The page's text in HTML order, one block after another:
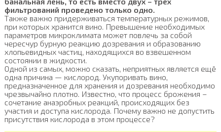
фильтрований проведено только одно.
Также важно придерживаться температурных режимов,
при которых хранится вино. Превышение необходимых
параметров микроклимата может повлечь за собой
чересчур бурную реакцию дозревания и образованию
хлопьевидных частиц, находящихся во взвешенном
состоянии в жидкости.
Одной из самых, можно сказать, неприятных является ещё
одна причина — кислород. Укупоривать вино,
предназначенное для хранения и дозревания необходимо
чрезвычайно плотно. Известно, что процесс брожения –
сочетание анаэробных реакций, происходящих без
участия и доступа кислорода. Почему важно не допустить
присутствия кислорода в этом процессе?